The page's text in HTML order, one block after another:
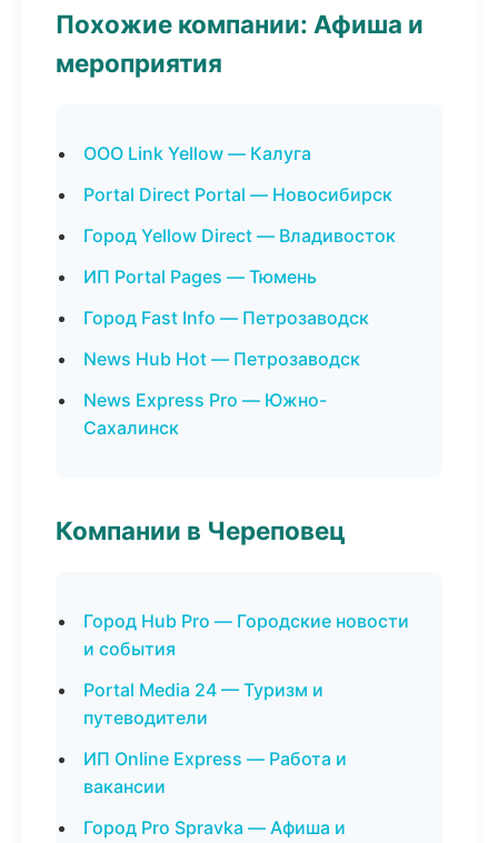
Похожие компании: Афиша и
мероприятия
ООО Link Yellow — Калуга
Portal Direct Portal — Новосибирск
Город Yellow Direct — Владивосток
ИП Portal Pages — Тюмень
Город Fast Info — Петрозаводск
News Hub Hot — Петрозаводск
News Express Pro — Южно-
Сахалинск
Компании в Череповец
Город Hub Pro — Городские новости
и события
Portal Media 24 — Туризм и
путеводители
ИП Online Express — Работа и
вакансии
Город Pro Spravka — Афиша и